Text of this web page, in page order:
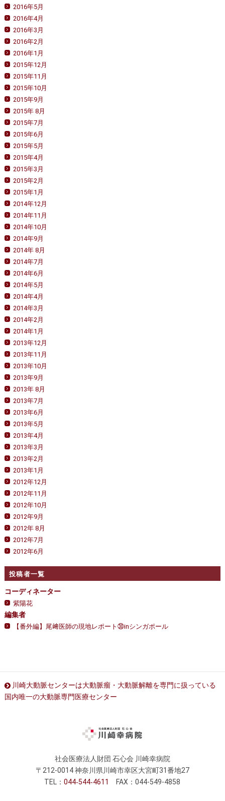
2016年5月
2016年4月
2016年3月
2016年2月
2016年1月
2015年12月
2015年11月
2015年10月
2015年9月
2015年 8月
2015年7月
2015年6月
2015年5月
2015年4月
2015年3月
2015年2月
2015年1月
2014年12月
2014年11月
2014年10月
2014年9月
2014年 8月
2014年7月
2014年6月
2014年5月
2014年4月
2014年3月
2014年2月
2014年1月
2013年12月
2013年11月
2013年10月
2013年9月
2013年 8月
2013年7月
2013年6月
2013年5月
2013年4月
2013年3月
2013年2月
2013年1月
2012年12月
2012年11月
2012年10月
2012年9月
2012年 8月
2012年7月
2012年6月
投稿者一覧
コーディネーター
紫陽花
編集者
【番外編】尾﨑医師の現地レポート㉚inシンガポール
川崎大動脈センターは大動脈瘤・大動脈解離を専門に扱っている
国内唯一の大動脈専門医療センター
社会医療法人財団 石心会 川崎幸病院
〒212-0014 神奈川県川崎市幸区大宮町31番地27
TEL：044 544 4611 FAX：044-549-4858